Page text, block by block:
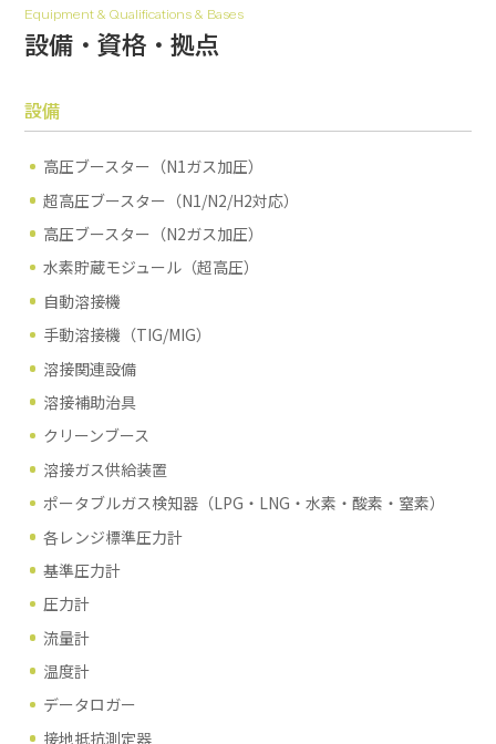
Equipment & Qualifications & Bases
設備・資格・拠点
設備
高圧ブースター（N1ガス加圧）
超高圧ブースター（N1/N2/H2対応）
高圧ブースター（N2ガス加圧）
水素貯蔵モジュール（超高圧）
自動溶接機
手動溶接機（TIG/MIG）
溶接関連設備
溶接補助治具
クリーンブース
溶接ガス供給装置
ポータブルガス検知器（LPG・LNG・水素・酸素・窒素）
各レンジ標準圧力計
基準圧力計
圧力計
流量計
温度計
データロガー
接地抵抗測定器